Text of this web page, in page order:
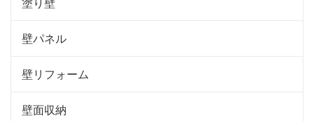
壁パネル
壁リフォーム
壁面収納